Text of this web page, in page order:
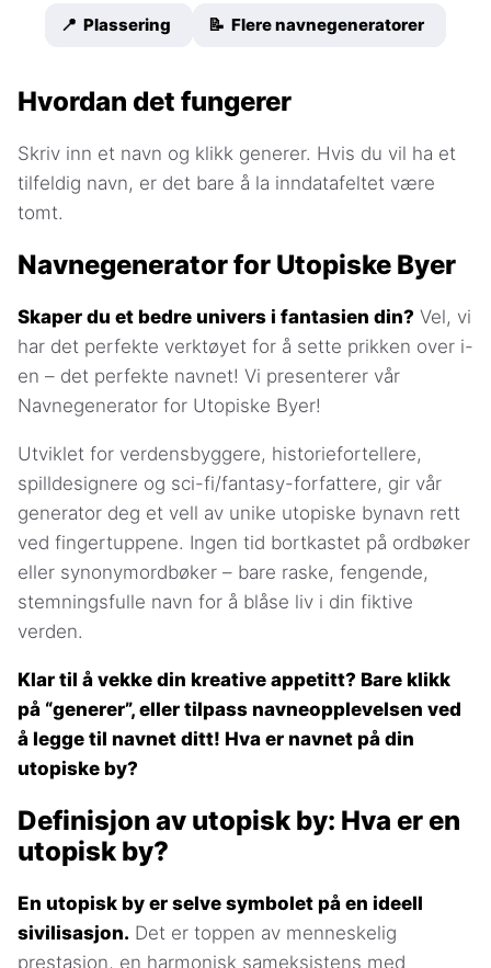
📍 Plassering 📝 Flere navnegeneratorer
Hvordan det fungerer
Skriv inn et navn og klikk generer. Hvis du vil ha et
tilfeldig navn, er det bare å la inndatafeltet være
tomt.
Navnegenerator for Utopiske Byer
Skaper du et bedre univers i fantasien din? Vel, vi
har det perfekte verktøyet for å sette prikken over i-
en – det perfekte navnet! Vi presenterer vår
Navnegenerator for Utopiske Byer!
Utviklet for verdensbyggere, historiefortellere,
spilldesignere og sci-fi/fantasy-forfattere, gir vår
generator deg et vell av unike utopiske bynavn rett
ved fingertuppene. Ingen tid bortkastet på ordbøker
eller synonymordbøker – bare raske, fengende,
stemningsfulle navn for å blåse liv i din fiktive
verden.
Klar til å vekke din kreative appetitt? Bare klikk
på “generer”, eller tilpass navneopplevelsen ved
å legge til navnet ditt! Hva er navnet på din
utopiske by?
Definisjon av utopisk by: Hva er en
utopisk by?
En utopisk by er selve symbolet på en ideell
sivilisasjon. Det er toppen av menneskelig
prestasjon, en harmonisk sameksistens med